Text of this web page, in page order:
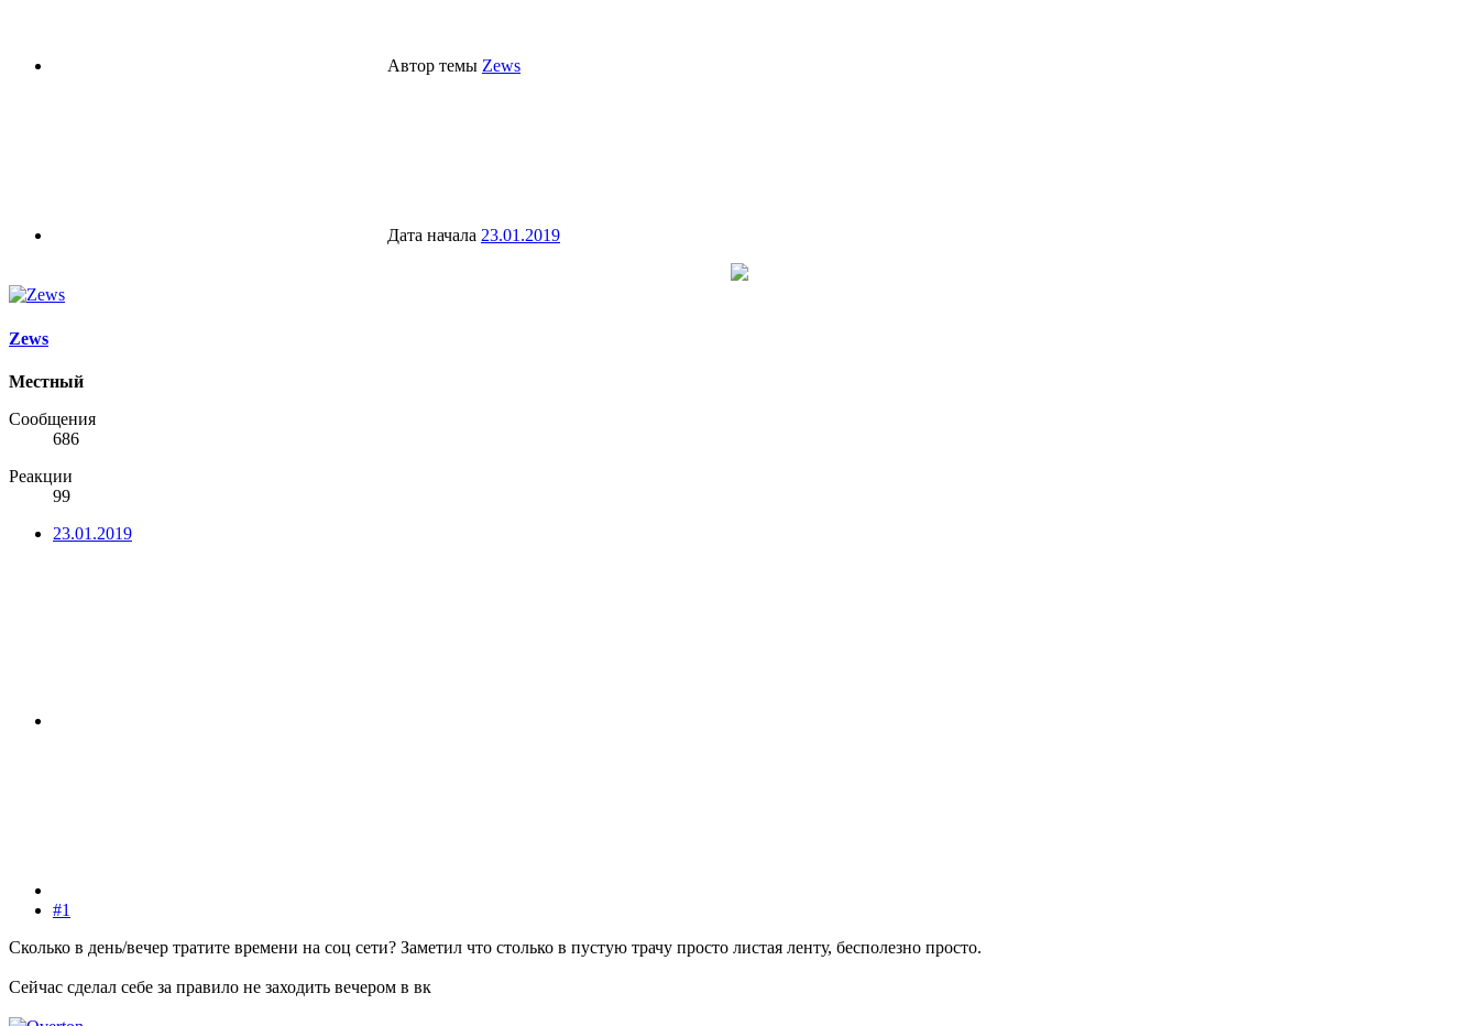
Автор темы Zews
Дата начала 23.01.2019
Zews
Местный
Сообщения
686
Реакции
99
23.01.2019
#1
Сколько в день/вечер тратите времени на соц сети? Заметил что столько в пустую трачу просто листая ленту, бесполезно просто.
Сейчас сделал себе за правило не заходить вечером в вк